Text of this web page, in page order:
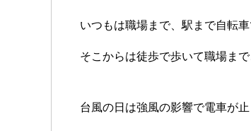
いつもは職場まで、駅まで自転
そこからは徒歩で歩いて職場ま
台風の日は強風の影響で電車が